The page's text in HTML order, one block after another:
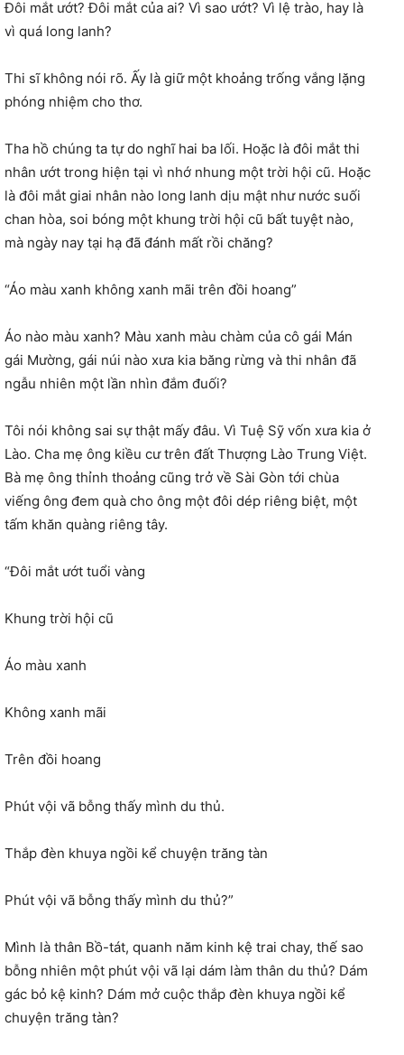
Đôi mắt ướt? Đôi mắt của ai? Vì sao ướt? Vì lệ trào, hay là
vì quá long lanh?
Thi sĩ không nói rõ. Ấy là giữ một khoảng trống vắng lặng
phóng nhiệm cho thơ.
Tha hồ chúng ta tự do nghĩ hai ba lối. Hoặc là đôi mắt thi
nhân ướt trong hiện tại vì nhớ nhung một trời hội cũ. Hoặc
là đôi mắt giai nhân nào long lanh dịu mật như nước suối
chan hòa, soi bóng một khung trời hội cũ bất tuyệt nào,
mà ngày nay tại hạ đã đánh mất rồi chăng?
“Áo màu xanh không xanh mãi trên đồi hoang”
Áo nào màu xanh? Màu xanh màu chàm của cô gái Mán
gái Mường, gái núi nào xưa kia băng rừng và thi nhân đã
ngẫu nhiên một lần nhìn đắm đuối?
Tôi nói không sai sự thật mấy đâu. Vì Tuệ Sỹ vốn xưa kia ở
Lào. Cha mẹ ông kiều cư trên đất Thượng Lào Trung Việt.
Bà mẹ ông thỉnh thoảng cũng trở về Sài Gòn tới chùa
viếng ông đem quà cho ông một đôi dép riêng biệt, một
tấm khăn quàng riêng tây.
“Đôi mắt ướt tuổi vàng
Khung trời hội cũ
Áo màu xanh
Không xanh mãi
Trên đồi hoang
Phút vội vã bỗng thấy mình du thủ.
Thắp đèn khuya ngồi kể chuyện trăng tàn
Phút vội vã bỗng thấy mình du thủ?”
Mình là thân Bồ-tát, quanh năm kinh kệ trai chay, thế sao
bỗng nhiên một phút vội vã lại dám làm thân du thủ? Dám
gác bỏ kệ kinh? Dám mở cuộc thắp đèn khuya ngồi kể
chuyện trăng tàn?